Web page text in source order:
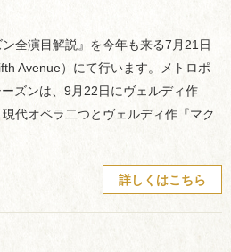
全演目解説』を今年も来る7月21日
Avenue）にて行います。メトロポ
ズンは、9月22日にヴェルディ作
現代オペラ二つとヴェルディ作『マク
詳しくはこちら